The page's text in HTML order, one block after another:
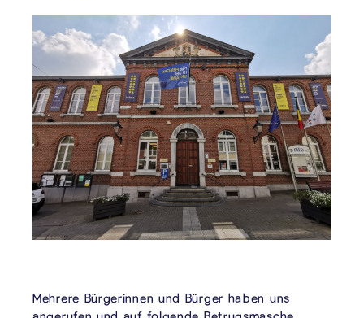
Mehrere Bürgerinnen und Bürger haben uns